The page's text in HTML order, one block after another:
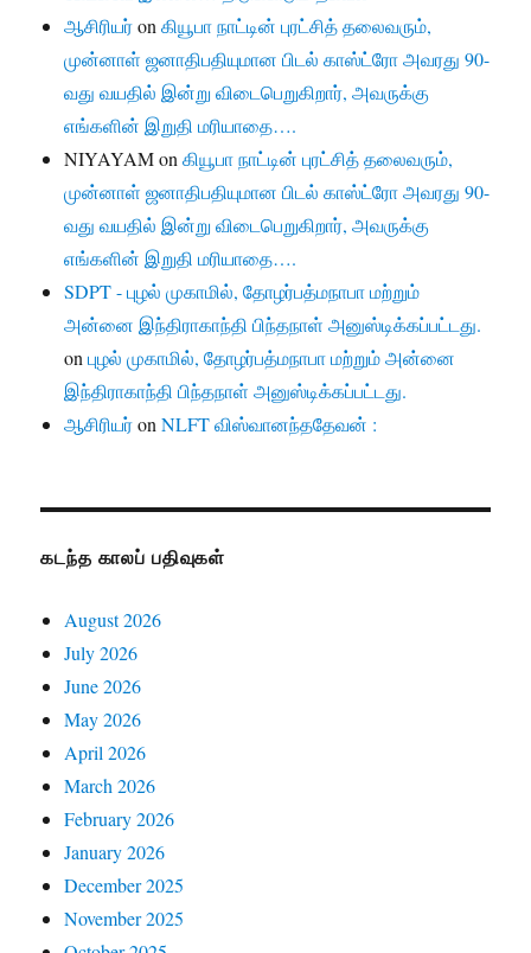
ஆசிரியர்onகியூபா நாட்டின் புரட்சித் தலைவரும்,
முன்னாள் ஜனாதிபதியுமான பிடல் காஸ்ட்ரோ அவரது 90-
வது வயதில் இன்று விடைபெறுகிறார், அவருக்கு
எங்களின் இறுதி மரியாதை….
NIYAYAMonகியூபா நாட்டின் புரட்சித் தலைவரும்,
முன்னாள் ஜனாதிபதியுமான பிடல் காஸ்ட்ரோ அவரது 90-
வது வயதில் இன்று விடைபெறுகிறார், அவருக்கு
எங்களின் இறுதி மரியாதை….
SDPT - புழல் முகாமில், தோழர்பத்மநாபா மற்றும்
அன்னை இந்திராகாந்தி பிந்தநாள் அனுஸ்டிக்கப்பட்டது.
onபுழல் முகாமில், தோழர்பத்மநாபா மற்றும் அன்னை
இந்திராகாந்தி பிந்தநாள் அனுஸ்டிக்கப்பட்டது.
ஆசிரியர்onNLFT விஸ்வானந்ததேவன் :
கடந்த காலப் பதிவுகள்
August 2026
July 2026
June 2026
May 2026
April 2026
March 2026
February 2026
January 2026
December 2025
November 2025